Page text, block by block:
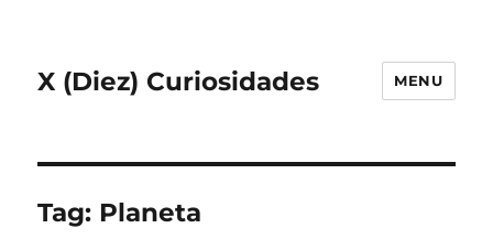
X (Diez) Curiosidades MENU
Tag: Planeta